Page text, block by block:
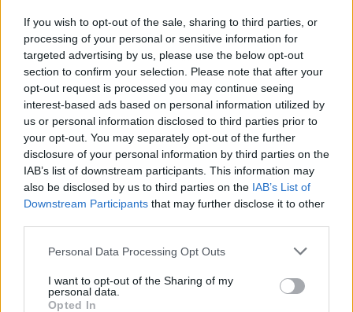
If you wish to opt-out of the sale, sharing to third parties, or
processing of your personal or sensitive information for
targeted advertising by us, please use the below opt-out
section to confirm your selection. Please note that after your
opt-out request is processed you may continue seeing
interest-based ads based on personal information utilized by
us or personal information disclosed to third parties prior to
your opt-out. You may separately opt-out of the further
disclosure of your personal information by third parties on the
IAB’s list of downstream participants. This information may
also be disclosed by us to third parties on the IAB’s List of
Downstream Participants that may further disclose it to other
Personal Data Processing Opt Outs
I want to opt-out of the Sharing of my
personal data.
Opted In
Publicidad